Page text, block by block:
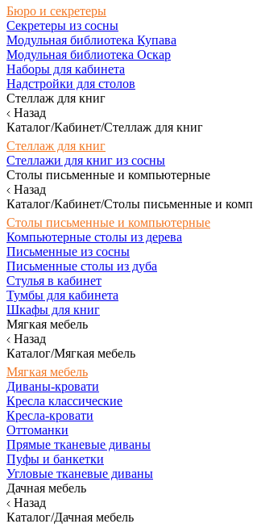
Бюро и секретеры
Секретеры из сосны
Модульная библиотека Купава
Модульная библиотека Оскар
Наборы для кабинета
Надстройки для столов
Стеллаж для книг
Назад
Каталог/Кабинет/Стеллаж для книг
Стеллаж для книг
Стеллажи для книг из сосны
Столы письменные и компьютерные
Назад
Каталог/Кабинет/Столы письменные и
Столы письменные и компьютерные
Компьютерные столы из дерева
Письменные из сосны
Письменные столы из дуба
Стулья в кабинет
Тумбы для кабинета
Шкафы для книг
Мягкая мебель
Назад
Каталог/Мягкая мебель
Мягкая мебель
Диваны-кровати
Кресла классические
Кресла-кровати
Оттоманки
Прямые тканевые диваны
Пуфы и банкетки
Угловые тканевые диваны
Дачная мебель
Назад
Каталог/Дачная мебель